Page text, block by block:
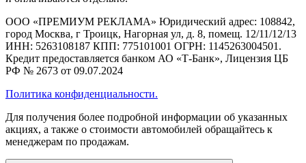
ООО «ПРЕМИУМ РЕКЛАМА» Юридический адрес: 108842,
город Москва, г Троицк, Нагорная ул, д. 8, помещ. 12/11/12/13
ИНН: 5263108187 КПП: 775101001 ОГРН: 1145263004501.
Кредит предоставляется банком АО «Т-Банк», Лицензия ЦБ
РФ № 2673 от 09.07.2024
Политика конфиденциальности.
Для получения более подробной информации об указанных
акциях, а также о стоимости автомобилей обращайтесь к
менеджерам по продажам.